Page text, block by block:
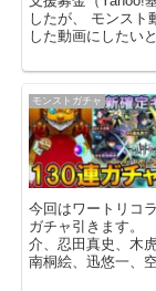
したが、 モンスト
した動画にしたい
モンストガチャ
今回はワートリコ
ガチャ引きます。
介、忍田真史、木
南桐絵、迅悠一、